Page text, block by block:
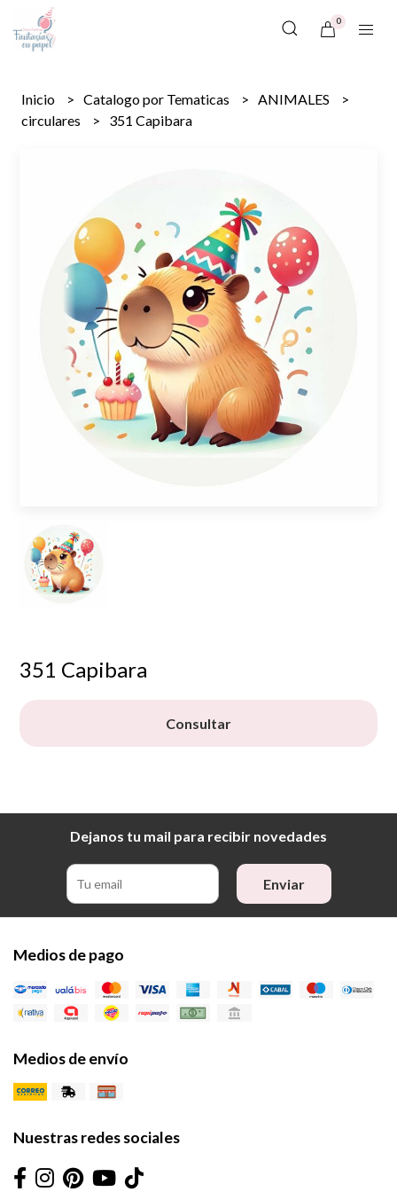
0
Inicio Catalogo por Tematicas
ANIMALES
circulares
351 Capibara
351 Capibara
Consultar
Dejanos tu mail para recibir novedades
Enviar
Medios de pago
Medios de envío
Nuestras redes sociales